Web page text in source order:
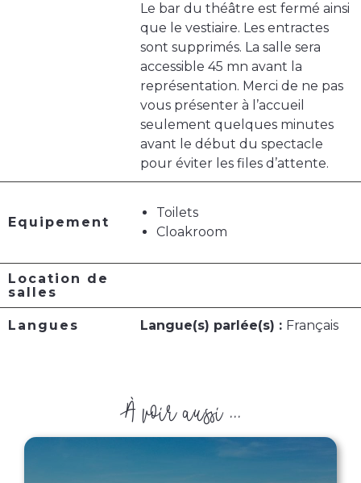
Le bar du théâtre est fermé ainsi
que le vestiaire. Les entractes
sont supprimés. La salle sera
accessible 45 mn avant la
représentation. Merci de ne pas
vous présenter à l’accueil
seulement quelques minutes
avant le début du spectacle
pour éviter les files d’attente.
Equipement
Toilets
Cloakroom
Location de
salles
Langues Langue(s) parlée(s) : Français
À voir aussi ...